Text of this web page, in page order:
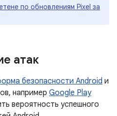
по обновлениям Pixel за
атак
безопасности Android и
например Google Play
вероятность успешного